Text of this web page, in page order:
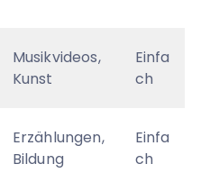
Musikvideos,
Kunst
Einfa
ch
Erzählungen,
Bildung
Einfa
ch